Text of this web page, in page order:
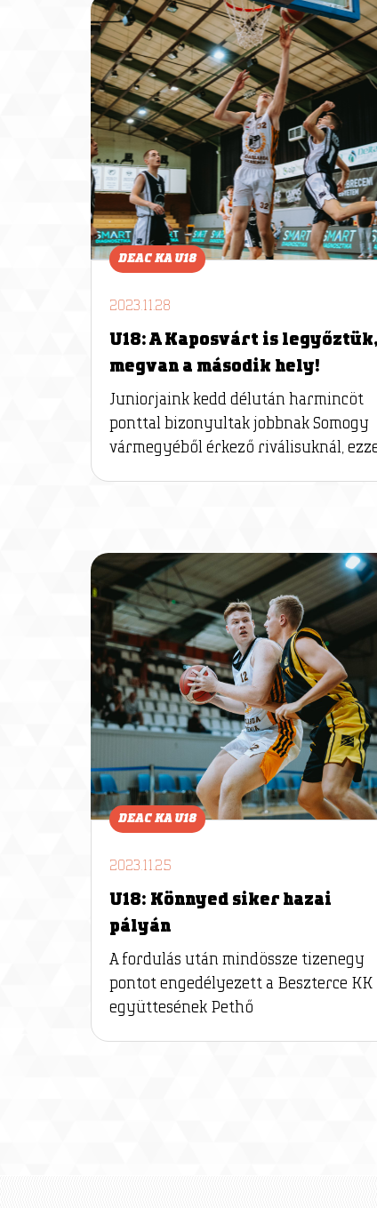
DEAC KA U18
2023.11.28
U18: A Kaposvárt is legyőztük,
megvan a második hely!
Juniorjaink kedd délután harmincöt
ponttal bizonyultak jobbnak Somogy
vármegyéből érkező riválisuknál,
DEAC KA U18
2023.11.25
U18: Könnyed siker hazai
pályán
A fordulás után mindössze tizenegy
pontot engedélyezett a Beszterce KK
együttesének Pethő